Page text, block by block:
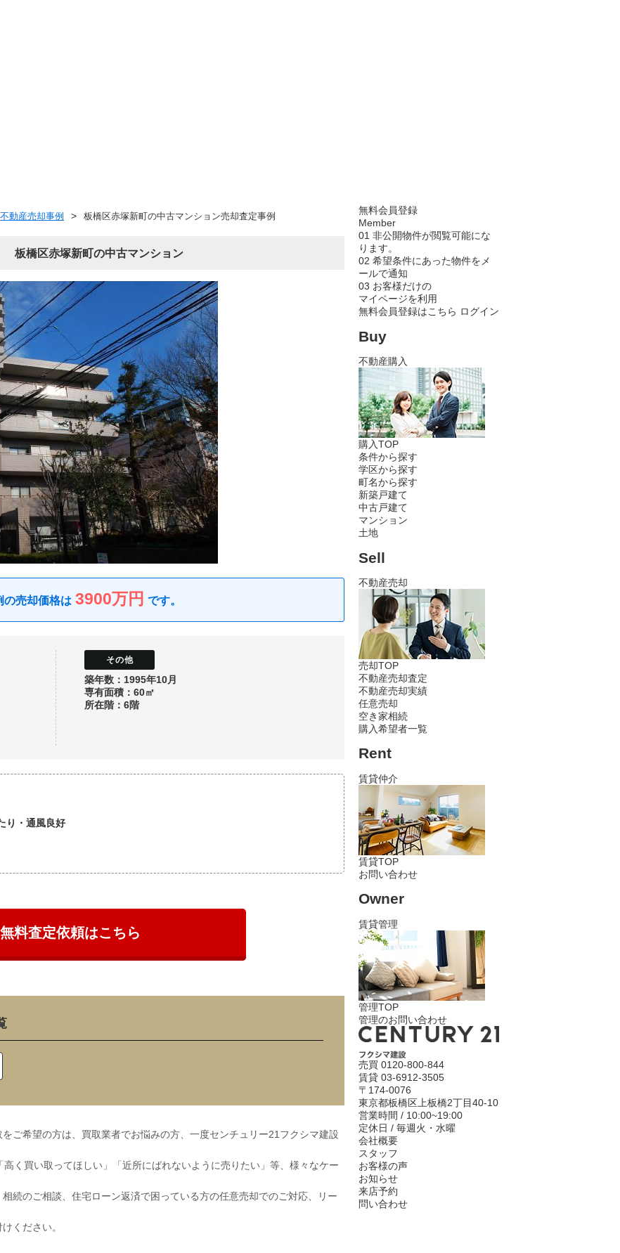
不動産売却事例 板橋区赤塚新町の中古マンション売却査定事例
板橋区赤塚新町の中古マンション
3900万円
築年数：1995年10月
専有面積：60㎡
所在階：6階
り・通風良好
無料査定依頼はこちら
ご希望の方は、買取業者でお悩みの方、一度センチュリー21フクシマ建設
く買い取ってほしい」「近所にばれないように売りたい」等、様々なケー
続のご相談、住宅ローン返済で困っている方の任意売却でのご対応、リー
ください。
無料会員登録
Member
01 非公開物件が閲覧可能にな
ります。
02 希望条件にあった物件をメ
ールで通知
03 お客様だけの
マイページを利用
無料会員登録はこちら ログイン
Buy
不動産購入
購入TOP
条件から探す
学区から探す
町名から探す
新築戸建て
中古戸建て
マンション
土地
Sell
不動産売却
売却TOP
不動産売却査定
不動産売却実績
任意売却
空き家相続
購入希望者一覧
Rent
賃貸仲介
賃貸TOP
お問い合わせ
Owner
賃貸管理
管理TOP
管理のお問い合わせ
売買 0120-800-844
賃貸 03-6912-3505
〒174-0076
東京都板橋区上板橋2丁目40-10
営業時間 / 10:00~19:00
定休日 / 毎週火・水曜
会社概要
スタッフ
お客様の声
お知らせ
来店予約
問い合わせ